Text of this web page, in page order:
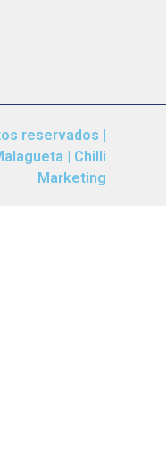
reservados |
| Chilli
Marketing